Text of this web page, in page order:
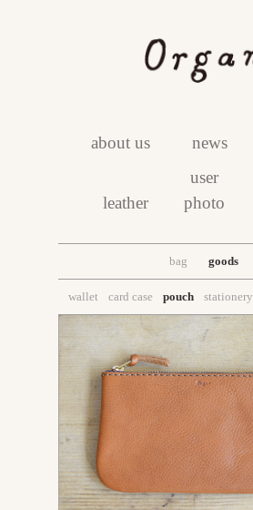
about us news
leather
user
photo
bag goods
wallet card case pouch stationery